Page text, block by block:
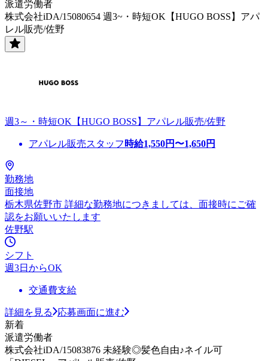
派遣労働者
株式会社iDA/15080654 週3~・時短OK【HUGO BOSS】アパ
レル販売/佐野
週3～・時短OK【HUGO BOSS】アパレル販売/佐野
アパレル販売スタッフ 時給1,550円〜1,650円
勤務地
面接地
栃木県佐野市 詳細な勤務地につきましては、面接時にご確
認をお願いいたします
佐野駅
シフト
週3日からOK
交通費支給
詳細を見る
応募画面に進む
新着
派遣労働者
株式会社iDA/15083876 未経験◎髪色自由♪ネイル可